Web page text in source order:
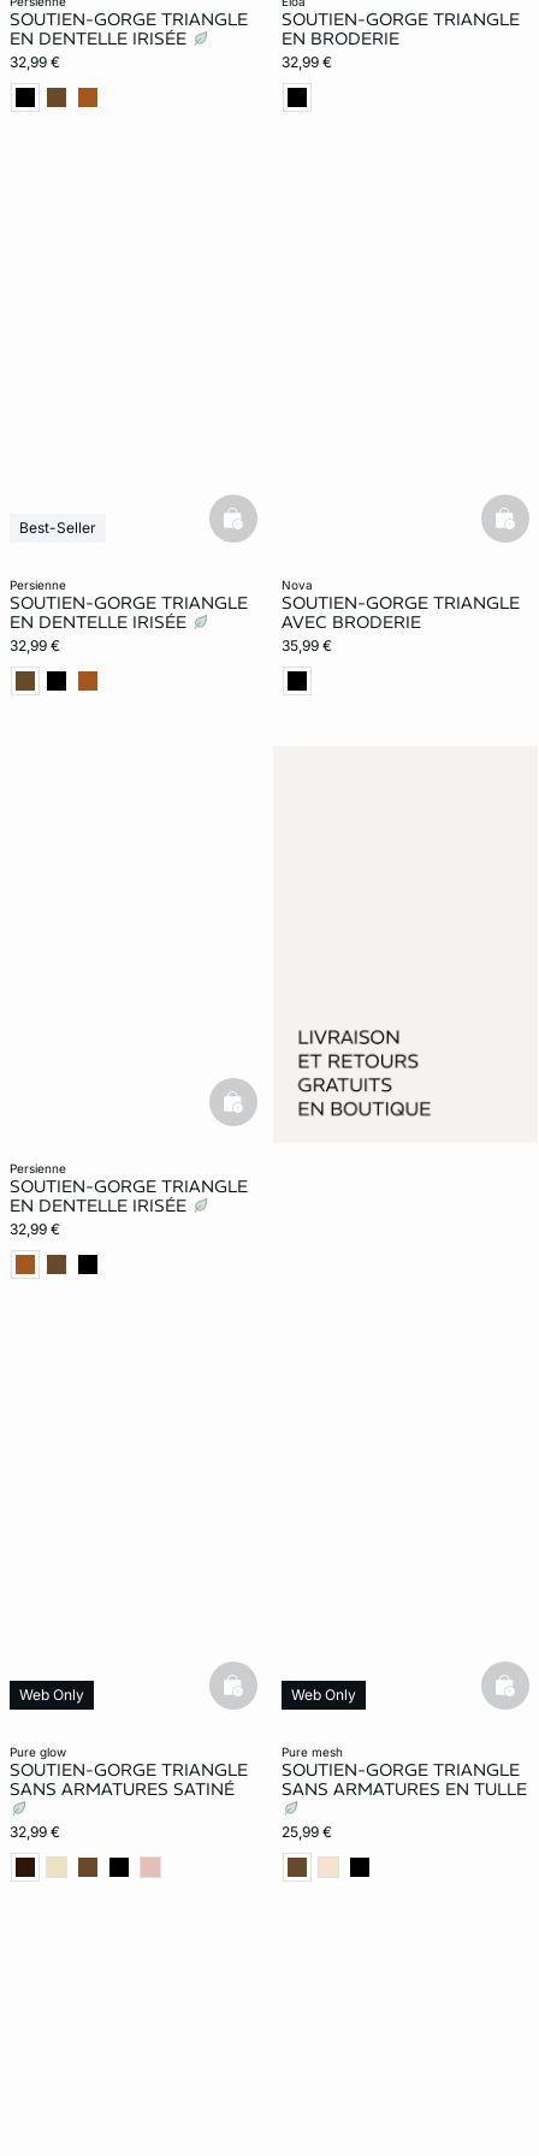
SOUTIEN-GORGE TRIANGLE
EN DENTELLE IRISÉE
32,99 €
SOUTIEN-GORGE TRIANGLE
EN BRODERIE
32,99 €
persienne
SOUTIEN-GORGE TRIANGLE
EN DENTELLE IRISÉE
32,99 €
Best-Seller basketfull
nova
SOUTIEN-GORGE TRIANGLE
AVEC BRODERIE
35,99 €
persienne
SOUTIEN-GORGE TRIANGLE
EN DENTELLE IRISÉE
32,99 €
basketfull
pure glow
SOUTIEN-GORGE TRIANGLE
SANS ARMATURES SATINÉ
32,99 €
Web Only basketfull
pure mesh
SOUTIEN-GORGE TRIANGLE
SANS ARMATURES EN TULLE
25,99 €
Web Only